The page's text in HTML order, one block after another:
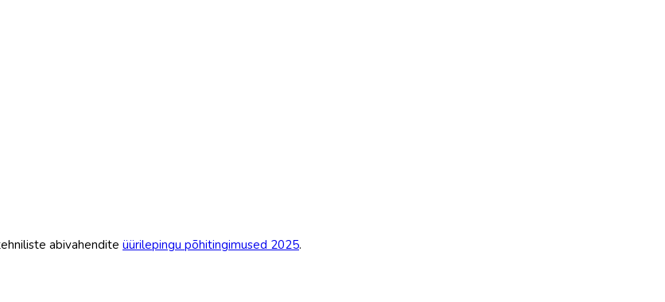
abivahendite üürilepingu põhitingimused 2025.